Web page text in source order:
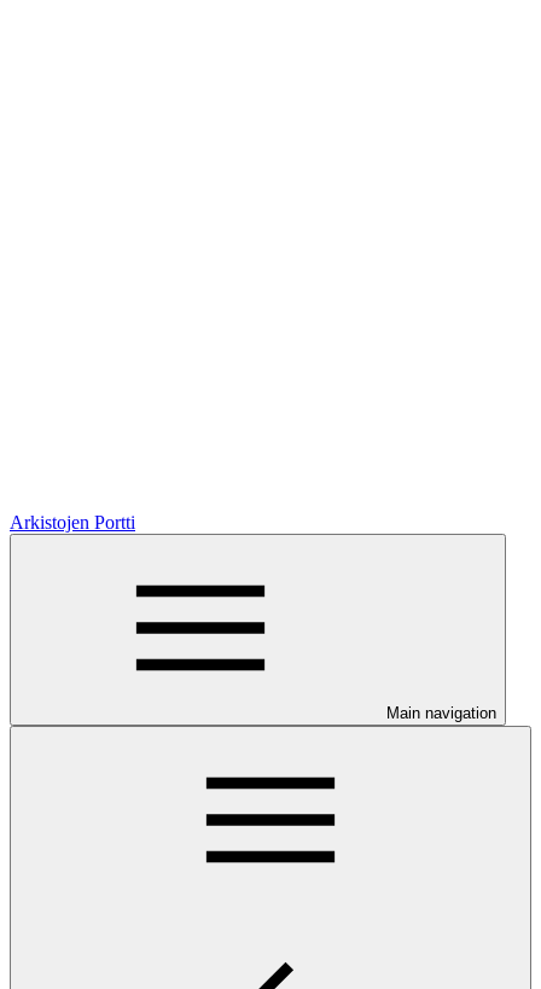
Arkistojen Portti
Main navigation